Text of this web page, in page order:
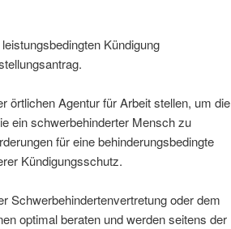
Kündigung
örtlichen Agentur für Arbeit stellen, um die
ein schwerbehinderter Mensch zu
für eine behinderungsbedingte
Kündigungsschutz.
Schwerbehindertenvertretung oder dem
optimal beraten und werden seitens der